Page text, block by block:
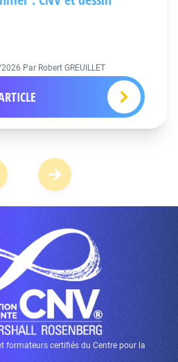
Par Robert GREUILLET
formateurs certifiés du Centre pour la